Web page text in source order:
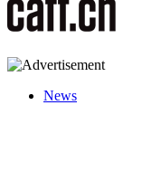
News